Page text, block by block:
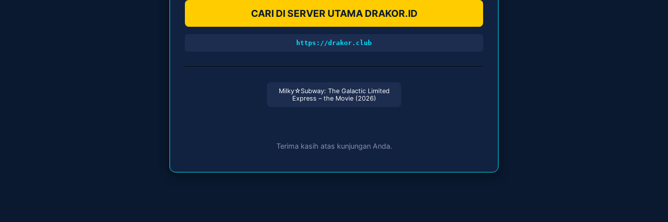
CARI DI SERVER UTAMA DRAKOR.ID
https://drakor.club
Milky☆Subway: The Galactic Limited
Express – the Movie (2026)
Terima kasih atas kunjungan Anda.